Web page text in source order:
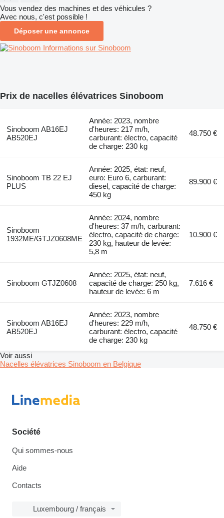
Vous vendez des machines et des véhicules ?
Avec nous, c'est possible !
Déposer une annonce
Informations sur Sinoboom
Prix de nacelles élévatrices Sinoboom
Sinoboom AB16EJ
AB520EJ
Année: 2023, nombre
d'heures: 217 m/h,
carburant: électro, capacité
de charge: 230 kg
48.750 €
Sinoboom TB 22 EJ
PLUS
Année: 2025, état: neuf,
euro: Euro 6, carburant:
diesel, capacité de charge:
450 kg
89.900 €
Sinoboom
1932ME/GTJZ0608ME
Année: 2024, nombre
d'heures: 37 m/h, carburant:
électro, capacité de charge:
230 kg, hauteur de levée:
5,8 m
10.900 €
Sinoboom GTJZ0608
Année: 2025, état: neuf,
capacité de charge: 250 kg,
hauteur de levée: 6 m
7.616 €
Sinoboom AB16EJ
AB520EJ
Année: 2023, nombre
d'heures: 229 m/h,
carburant: électro, capacité
de charge: 230 kg
48.750 €
Voir aussi
Nacelles élévatrices Sinoboom en Belgique
Société
Qui sommes-nous
Aide
Contacts
Luxembourg / français